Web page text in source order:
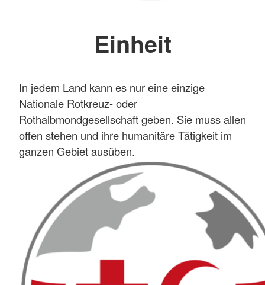
Einheit
In jedem Land kann es nur eine einzige
Nationale Rotkreuz- oder
Rothalbmondgesellschaft geben. Sie muss allen
offen stehen und ihre humanitäre Tätigkeit im
ganzen Gebiet ausüben.